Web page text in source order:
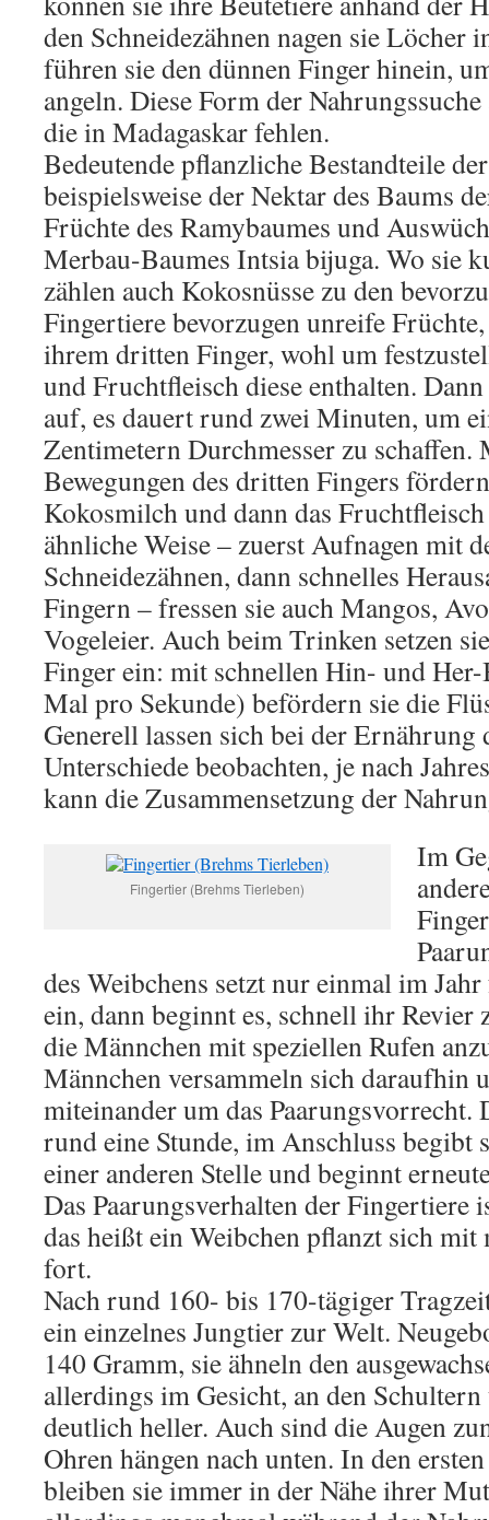
den Schneidezähnen nagen sie Löcher
führen sie den dünnen Finger hinein,
angeln. Diese Form der
die in Madagaskar fehlen.
Bedeutende pflanzliche Bestandteile
beispielsweise der Nektar des Baums
Früchte des Ramybaumes und
Merbau-Baumes Intsia bijuga. Wo sie
zählen auch Kokosnüsse zu den
Fingertiere bevorzugen unreife
ihrem dritten Finger, wohl um
und Fruchtfleisch diese enthalten.
auf, es dauert rund zwei Minuten, um
Zentimetern Durchmesser zu schaffen.
Bewegungen des dritten Fingers
Kokosmilch und dann das
ähnliche Weise – zuerst Aufnagen mit
Schneidezähnen, dann schnelles
Fingern – fressen sie auch Mangos,
Vogeleier. Auch beim Trinken setzen
Finger ein: mit schnellen Hin- und Her-
Mal pro Sekunde) befördern sie die
Generell lassen sich bei der
Unterschiede beobachten, je nach
kann die Zusammensetzung der
Fingertier (Brehms Tierleben)
Im
des Weibchens setzt nur einmal im
ein, dann beginnt es, schnell ihr Revier
die Männchen mit speziellen Rufen
Männchen versammeln sich daraufhin
miteinander um das
rund eine Stunde, im Anschluss begibt
einer anderen Stelle und beginnt
Das Paarungsverhalten der Fingertiere
das heißt ein Weibchen pflanzt sich mit
fort.
Nach rund 160- bis 170-tägiger
ein einzelnes Jungtier zur Welt.
140 Gramm, sie ähneln den
allerdings im Gesicht, an den
deutlich heller. Auch sind die Augen
Ohren hängen nach unten. In den
bleiben sie immer in der Nähe ihrer